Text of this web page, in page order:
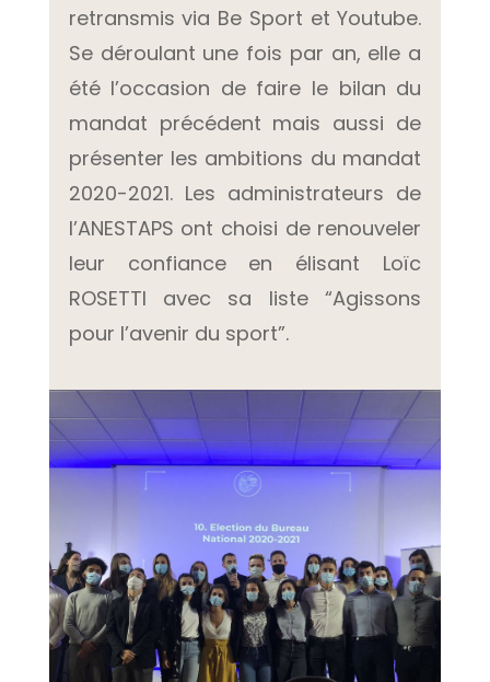
retransmis via Be Sport et Youtube.
Se déroulant une fois par an, elle a
été l’occasion de faire le bilan du
mandat précédent mais aussi de
présenter les ambitions du mandat
2020-2021. Les administrateurs de
l’ANESTAPS ont choisi de renouveler
leur confiance en élisant Loïc
ROSETTI avec sa liste “Agissons
pour l’avenir du sport”.